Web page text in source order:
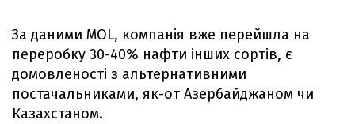
За даними MOL, компанія вже перейшла на
переробку 30-40% нафти інших сортів, є
домовленості з альтернативними
постачальниками, як-от Азербайджаном чи
Казахстаном.